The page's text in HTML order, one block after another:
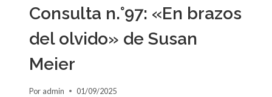
SARA
CRAVEN
Consulta n.°97: «En brazos
del olvido» de Susan
Meier
Por admin 01/09/2025